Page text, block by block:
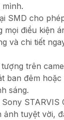
SMD cho
mọi điều kiện
và chi tiết
trên
ban đêm
sáng.
STARVIS
tuyệt vời,